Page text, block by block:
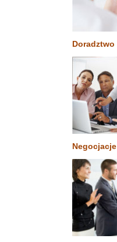
Doradztwo
Negocjacje